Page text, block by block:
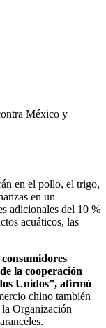
México y
en el pollo, el trigo,
en un
adicionales del 10 %
acuáticos, las
la cooperación
Unidos”, afirmó
chino también
Organización